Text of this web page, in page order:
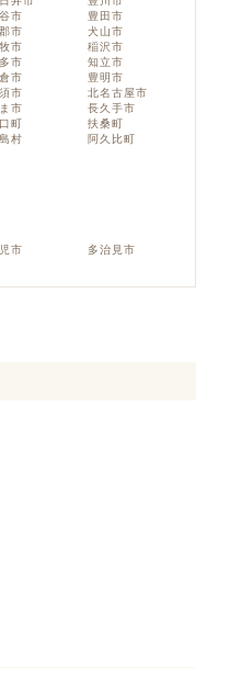
市
豊田市
市
犬山市
市
稲沢市
市
知立市
市
豊明市
市
北名古屋市
市
長久手市
町
扶桑町
村
阿久比町
市
多治見市